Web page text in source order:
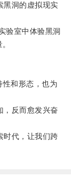
洞的虚拟现实
室中体验黑洞
和形态，也为
反而愈发兴奋
代，让我们跨